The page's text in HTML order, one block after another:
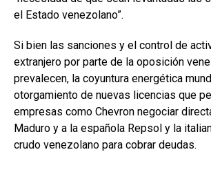
el Estado venezolano”.
Si bien las sanciones y el control de
extranjero por parte de la oposición
prevalecen, la coyuntura energética
otorgamiento de nuevas licencias que
empresas como Chevron negociar
Maduro y a la española Repsol y la
crudo venezolano para cobrar deudas.